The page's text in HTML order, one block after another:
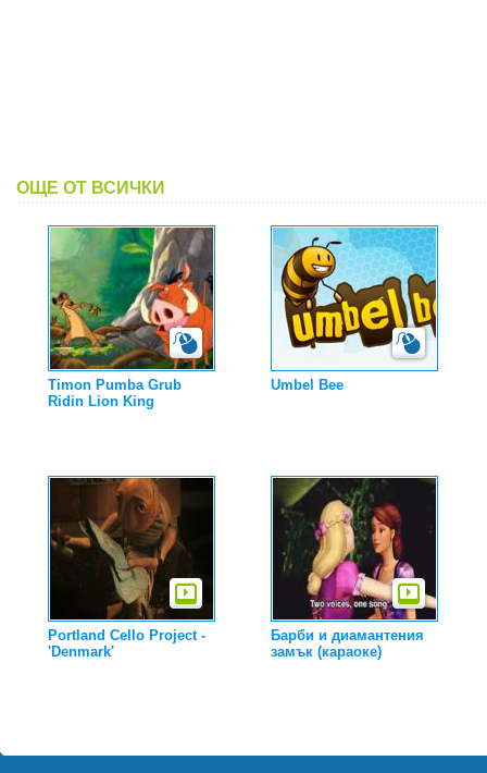
ОЩЕ ОТ ВСИЧКИ
Timon Pumba Grub
Ridin Lion King
Umbel Bee
Portland Cello Project -
'Denmark'
Барби и диамантения
замък (караоке)